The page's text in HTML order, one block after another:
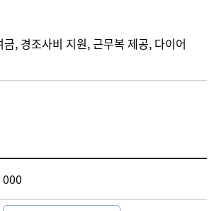
, 경조사비 지원, 근무복 제공, 다이어
000